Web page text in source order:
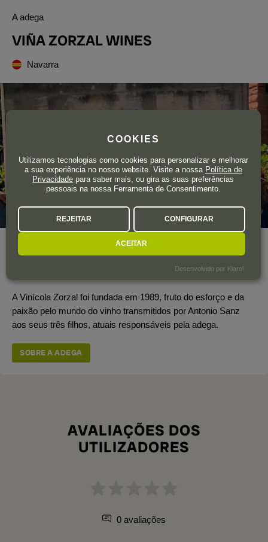
A adega
VIÑA ZORZAL WINES
Navarra
A Vinícola Zorzal foi fundada em 1989, fruto do esforço e da
paixão pelo mundo do vinho transmitidos por Antonio Sanz
aos seus três filhos, atuais responsáveis pela adega.
SOBRE A ADEGA
AVALIAÇÕES DOS
UTILIZADORES
0 avaliações
COOKIES
Utilizamos tecnologias como cookies para personalizar e melhorar
a sua experiência no nosso website. Visite a nossa Política de
Privacidade para saber mais, ou gira as suas preferências
pessoais na nossa Ferramenta de Consentimento.
REJEITAR CONFIGURAR
ACEITAR
Desenvolvido por Klaro!